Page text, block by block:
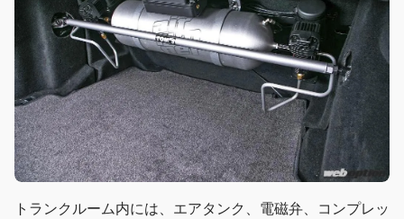
トランクルーム内には、エアタンク、電磁弁、コンプレッ